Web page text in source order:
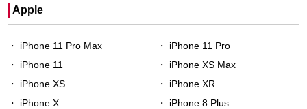
Apple
iPhone 11 Pro Max
iPhone 11 Pro
iPhone 11
iPhone XS Max
iPhone XS
iPhone XR
iPhone X
iPhone 8 Plus